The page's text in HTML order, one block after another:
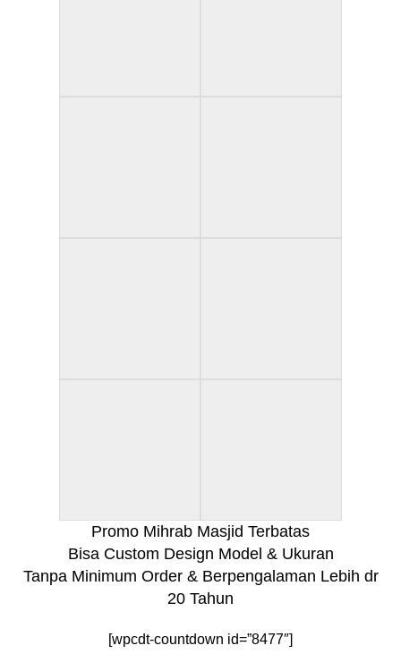
Promo Mihrab Masjid Terbatas
Bisa Custom Design Model & Ukuran
Tanpa Minimum Order & Berpengalaman Lebih dr
20 Tahun
[wpcdt-countdown id=”8477″]